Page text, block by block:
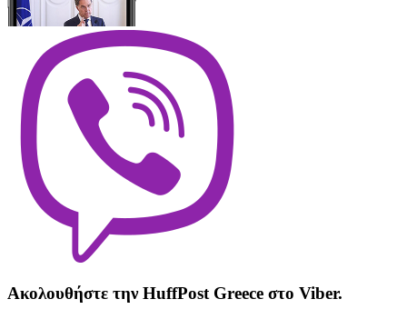
Ακολουθήστε την HuffPost Greece στο Viber.